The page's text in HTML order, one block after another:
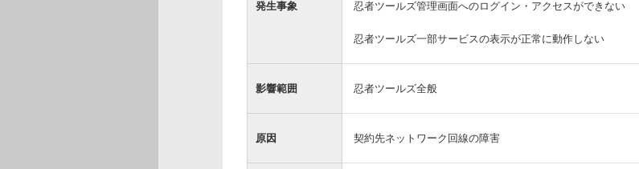
発生事象 忍者ツールズ管理画面へのログイン・アクセスができない
忍者ツールズ一部サービスの表示が正常に動作しない
影響範囲 忍者ツールズ全般
原因 契約先ネットワーク回線の障害